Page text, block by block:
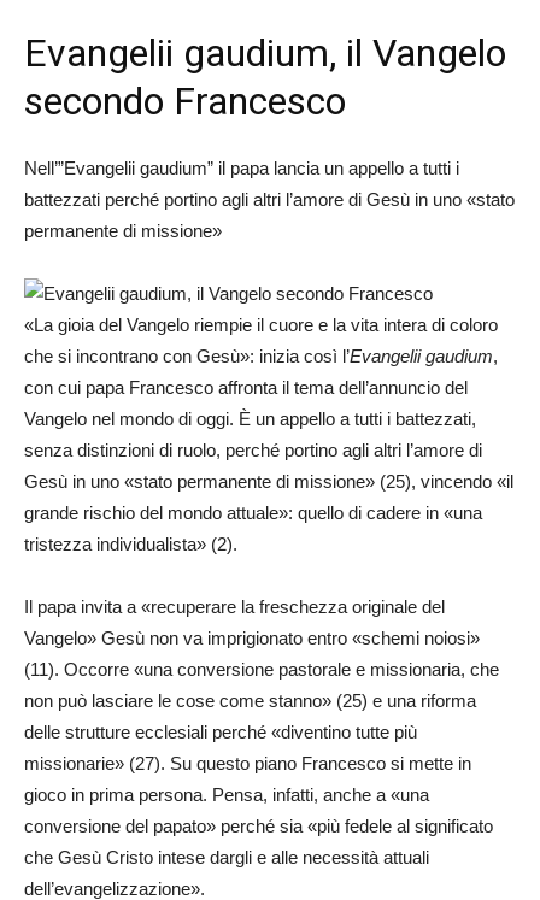
Evangelii gaudium, il Vangelo
secondo Francesco
Nell’”Evangelii gaudium” il papa lancia un appello a tutti i
battezzati perché portino agli altri l’amore di Gesù in uno «stato
permanente di missione»
«La gioia del Vangelo riempie il cuore e la vita intera di coloro
che si incontrano con Gesù»: inizia così l’Evangelii gaudium,
con cui papa Francesco affronta il tema dell’annuncio del
Vangelo nel mondo di oggi. È un appello a tutti i battezzati,
senza distinzioni di ruolo, perché portino agli altri l’amore di
Gesù in uno «stato permanente di missione» (25), vincendo «il
grande rischio del mondo attuale»: quello di cadere in «una
tristezza individualista» (2).
Il papa invita a «recuperare la freschezza originale del
Vangelo» Gesù non va imprigionato entro «schemi noiosi»
(11). Occorre «una conversione pastorale e missionaria, che
non può lasciare le cose come stanno» (25) e una riforma
delle strutture ecclesiali perché «diventino tutte più
missionarie» (27). Su questo piano Francesco si mette in
gioco in prima persona. Pensa, infatti, anche a «una
conversione del papato» perché sia «più fedele al significato
che Gesù Cristo intese dargli e alle necessità attuali
dell’evangelizzazione».